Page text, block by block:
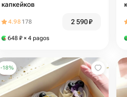
капкейков
4.98 178 2 590₽
648 ₽ × 4 pagos
-18%